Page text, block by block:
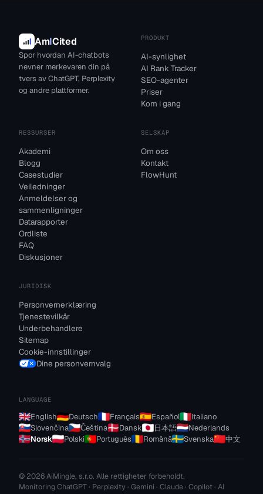
AmICited
Spor hvordan AI-chatbots
nevner merkevaren din på
tvers av ChatGPT, Perplexity
og andre plattformer.
PRODUKT
AI-synlighet
AI Rank Tracker
SEO-agenter
Priser
Kom i gang
RESSURSER
Akademi
Blogg
Casestudier
Veiledninger
Anmeldelser og
sammenligninger
Datarapporter
Ordliste
FAQ
Diskusjoner
SELSKAP
Om oss
Kontakt
FlowHunt
JURIDISK
Personvernerklæring
Tjenestevilkår
Underbehandlere
Sitemap
Cookie-innstillinger
Dine personvernvalg
LANGUAGE
English Deutsch Français Español
Italiano
Slovenčina
Čeština Dansk 日本語
Nederlands
Norsk
Polski Português Română Svenska 中文
© 2026 AiMingle, s.r.o. Alle rettigheter forbeholdt.
Monitoring ChatGPT · Perplexity · Gemini · Claude · Copilot · AI